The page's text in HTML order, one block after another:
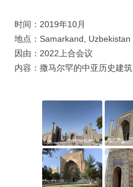
时间：2019年10月
地点：Samarkand, Uzbekistan
因由：2022上合会议
内容：撒马尔罕的中亚历史建筑